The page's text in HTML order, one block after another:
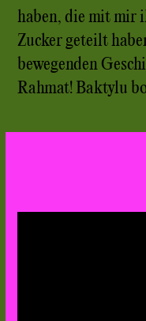
haben, die mit mir
Zucker geteilt
bewegenden
Rahmat! Baktylu